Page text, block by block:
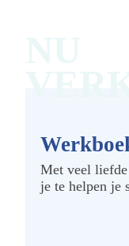
Met veel
je te helpen je